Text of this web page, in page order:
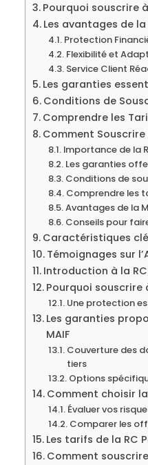
Pourquoi souscrire
Les avantages de la
Protection
Flexibilité et
Service Client
Les garanties
Conditions de
Comprendre les
Comment Souscrire
Importance de la
Les garanties
Conditions de
Comprendre les
Avantages de la
Conseils pour
Caractéristiques
Témoignages sur
Introduction à la RC
Pourquoi souscrire
Une protection
Les garanties
MAIF
Couverture des
tiers
Options
Comment choisir
Évaluer vos
Comparer les
Les tarifs de la RC
Comment souscrire